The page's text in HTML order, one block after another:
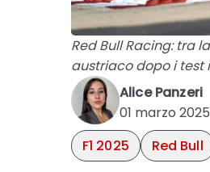
Red Bull Racing: tra
austriaco dopo i test
Alice Panzeri
01 marzo 2025
F1 2025
Red Bull